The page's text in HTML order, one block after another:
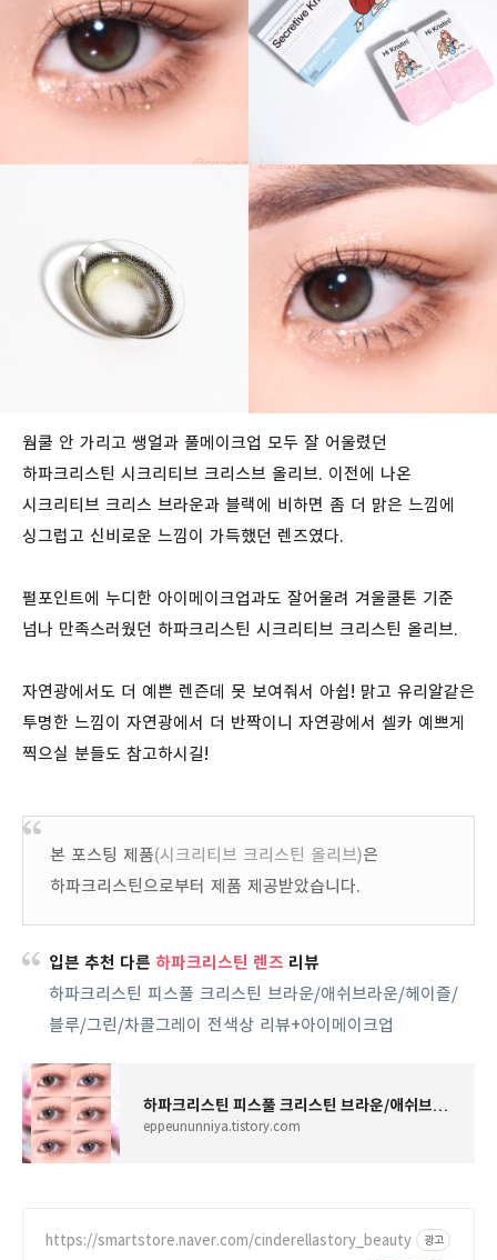
웜쿨 안 가리고 쌩얼과 풀메이크업 모두 잘 어울렸던
하파크리스틴 시크리티브 크리스브 올리브. 이전에 나온
시크리티브 크리스 브라운과 블랙에 비하면 좀 더 맑은 느낌에
싱그럽고 신비로운 느낌이 가득했던 렌즈였다.
펄포인트에 누디한 아이메이크업과도 잘어울려 겨울쿨톤 기준
넘나 만족스러웠던 하파크리스틴 시크리티브 크리스틴 올리브.
자연광에서도 더 예쁜 렌즌데 못 보여줘서 아쉽! 맑고 유리알같은
투명한 느낌이 자연광에서 더 반짝이니 자연광에서 셀카 예쁘게
찍으실 분들도 참고하시길!
본 포스팅 제품(시크리티브 크리스틴 올리브)은
하파크리스틴으로부터 제품 제공받았습니다.
입븐 추천 다른 하파크리스틴 렌즈 리뷰
하파크리스틴 피스풀 크리스틴 브라운/애쉬브라운/헤이즐/
블루/그린/차콜그레이 전색상 리뷰+아이메이크업
하파크리스틴 피스풀 크리스틴 브라운/애쉬브라운/헤이즐/블루/그린/차콜그레이 전색상 리뷰+아
eppeununniya.tistory.com
https://smartstore.naver.com/cinderellastory_beauty 광고